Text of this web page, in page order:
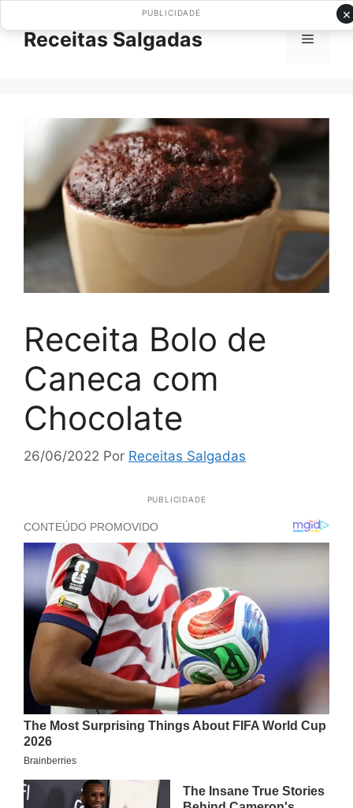
paraReceitas Salgadas Menu
Receita Bolo de
Caneca com
Chocolate
26/06/2022 Por Receitas Salgadas
PUBLICIDADE
×
PUBLICIDADE